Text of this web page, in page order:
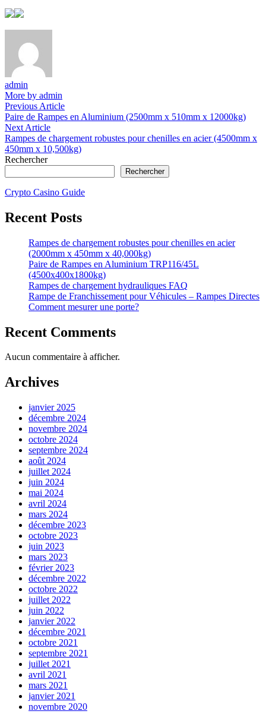
admin
More by admin
Navigation
de
l’article
Previous ArticlePrevious
article:
Paire de Rampes en Aluminium (2500mm x 510mm x 12000kg)
Next ArticleNext
article:
Rampes de chargement robustes pour chenilles en acier (4500mm x
450mm x 10,500kg)
Rechercher
Rechercher
Crypto Casino Guide
Recent Posts
Rampes de chargement robustes pour chenilles en acier
(2000mm x 450mm x 40,000kg)
Paire de Rampes en Aluminium TRP116/45L
(4500x400x1800kg)
Rampes de chargement hydrauliques FAQ
Rampe de Franchissement pour Véhicules – Rampes Directes
Comment mesurer une porte?
Recent Comments
Aucun commentaire à afficher.
Archives
janvier 2025
décembre 2024
novembre 2024
octobre 2024
septembre 2024
août 2024
juillet 2024
juin 2024
mai 2024
avril 2024
mars 2024
décembre 2023
octobre 2023
juin 2023
mars 2023
février 2023
décembre 2022
octobre 2022
juillet 2022
juin 2022
janvier 2022
décembre 2021
octobre 2021
septembre 2021
juillet 2021
avril 2021
mars 2021
janvier 2021
novembre 2020